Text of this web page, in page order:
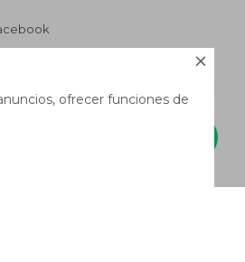

ofrecer funciones de